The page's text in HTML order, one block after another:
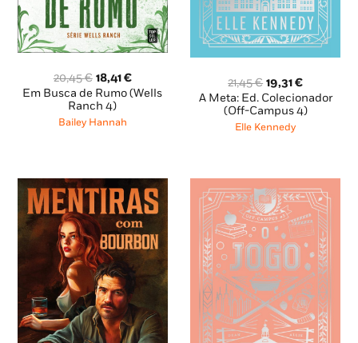
20,45€ O
preço
original
era:
18,41€O
preço
Em Busca de Rumo (Wells
Ranch 4)
Bailey Hannah
21,45€ O
preço
original
era:
19,31€O
preço
atual
A Meta: Ed. Colecionador
(Off-Campus 4)
Elle Kennedy